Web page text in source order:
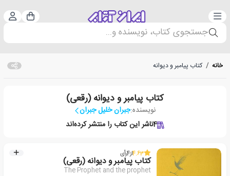
دسته‌بندی سبد
جستجوی کتاب، نویسنده و...
خانه / کتاب پیامبر و دیوانه
کتاب پیامبر و دیوانه (رقعی)
نویسنده:جبران خلیل جبران
4ناشر این کتاب را منتشر کرده‌اند
4.63از4رأی
کتاب پیامبر و دیوانه (رقعی)
The Prophet and the prophet